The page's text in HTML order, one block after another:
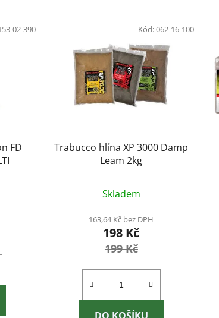
FD
02-390
Trabucco hlína XP 3000 Damp
Leam 2kg
Skladem
163,64 Kč bez DPH
198 Kč
199 Kč
Kód:062-16-100